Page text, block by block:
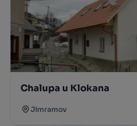
Chalupa u Klokana
Jimramov